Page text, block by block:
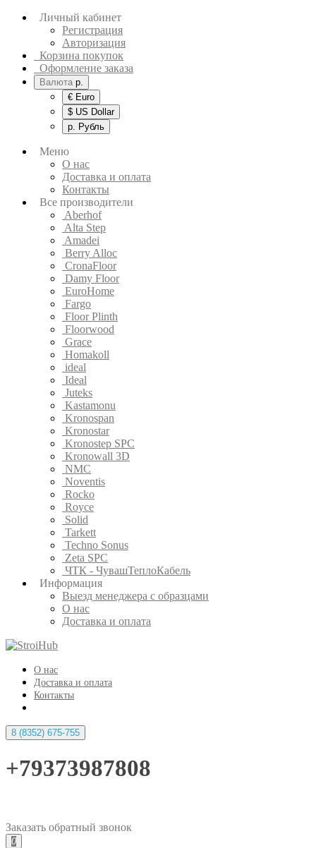
Личный кабинет
Регистрация
Авторизация
Корзина покупок
Оформление заказа
Валюта р.
€ Euro
$ US Dollar
р. Рубль
Меню
О нас
Доставка и оплата
Контакты
Все производители
Aberhof
Alta Step
Amadei
Berry Alloc
CronaFloor
Damy Floor
EuroHome
Fargo
Floor Plinth
Floorwood
Grace
Homakoll
ideal
Ideal
Juteks
Kastamonu
Kronospan
Kronostar
Kronostep SPC
Kronowall 3D
NMC
Noventis
Rocko
Royce
Solid
Tarkett
Techno Sonus
Zeta SPC
ЧТК - ЧувашТеплоКабель
Информация
Выезд менеджера с образцами
О нас
Доставка и оплата
О нас
Доставка и оплата
Контакты
8 (8352) 675-755
+79373987808
Заказать обратный звонок
0